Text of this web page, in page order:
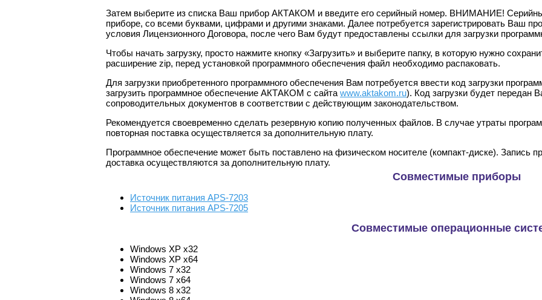
Затем выберите из списка Ваш прибор АКТАКОМ и введите его серийный номер. ВНИМАНИЕ!
приборе, со всеми буквами, цифрами и другими знаками. Далее потребуется зарегистрировать Ваш
условия Лицензионного Договора, после чего Вам будут предоставлены ссылки для загрузки
Чтобы начать загрузку, просто нажмите кнопку «Загрузить» и выберите папку, в которую нужно
расширение zip, перед установкой программного обеспечения файл необходимо распаковать.
Для загрузки приобретенного программного обеспечения Вам потребуется ввести код загрузки
загрузить программное обеспечение АКТАКОМ с сайта www.aktakom.ru). Код загрузки будет передан
сопроводительных документов в соответствии с действующим законодательством.
Рекомендуется своевременно сделать резервную копию полученных файлов. В случае утраты
повторная поставка осуществляется за дополнительную плату.
Программное обеспечение может быть поставлено на физическом носителе (компакт-диске). Запись
доставка осуществляются за дополнительную плату.
Совместимые приборы
Источник питания APS-7203
Источник питания APS-7205
Совместимые операционные
Windows XP x32
Windows XP x64
Windows 7 x32
Windows 7 x64
Windows 8 x32